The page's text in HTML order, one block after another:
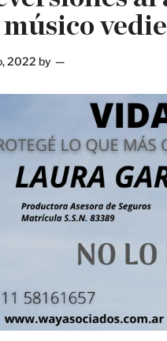
2022 by